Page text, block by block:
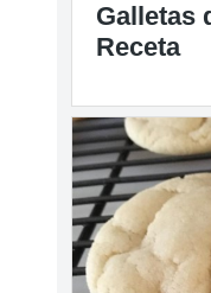
Galletas
Receta